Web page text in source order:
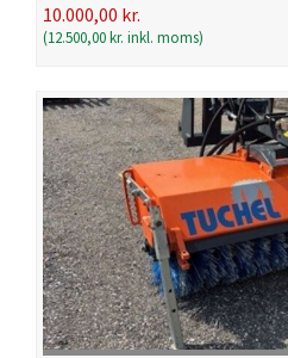
10.000,00 kr.
(12.500,00kr. inkl. moms)